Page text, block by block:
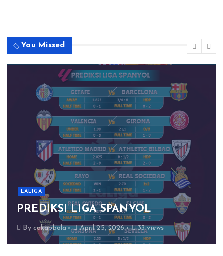
You Missed
LALIGA
PREDIKSI LIGA SPANYOL
By cakapbola April 25, 2026 33 views